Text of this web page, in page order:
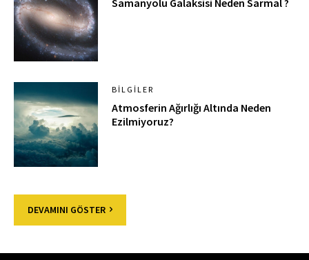
BILGILER
Atmosferin Ağırlığı Altında Neden
Ezilmiyoruz?
DEVAMINI GÖSTER